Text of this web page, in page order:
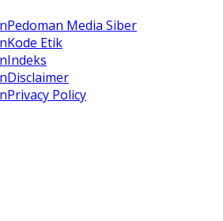
Pedoman Media Siber
Kode Etik
Indeks
Disclaimer
Privacy Policy